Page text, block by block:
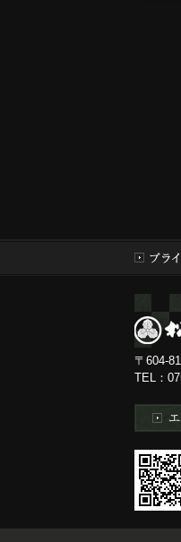
〒604-
TEL：